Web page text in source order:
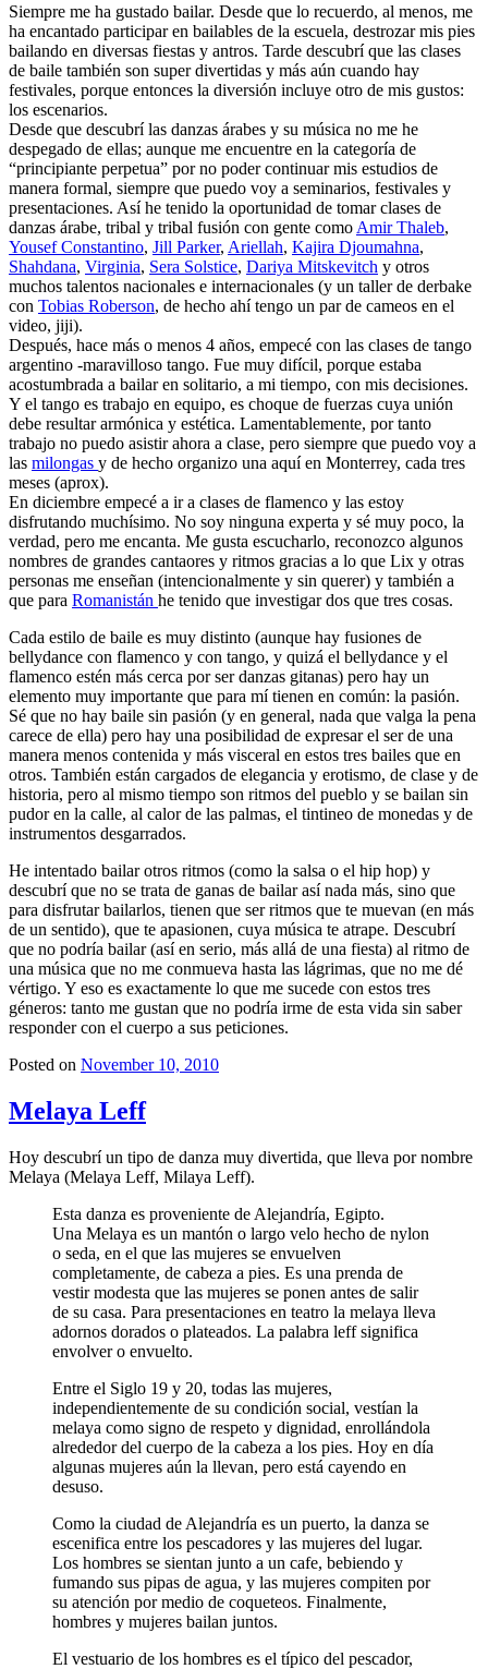
Siempre me ha gustado bailar. Desde que lo recuerdo, al menos, me
ha encantado participar en bailables de la escuela, destrozar mis pies
bailando en diversas fiestas y antros. Tarde descubrí que las clases
de baile también son super divertidas y más aún cuando hay
festivales, porque entonces la diversión incluye otro de mis gustos:
los escenarios.
Desde que descubrí las danzas árabes y su música no me he
despegado de ellas; aunque me encuentre en la categoría de
“principiante perpetua” por no poder continuar mis estudios de
manera formal, siempre que puedo voy a seminarios, festivales y
presentaciones. Así he tenido la oportunidad de tomar clases de
danzas árabe, tribal y tribal fusión con gente como Amir Thaleb,
Yousef Constantino, Jill Parker, Ariellah, Kajira Djoumahna,
Shahdana, Virginia, Sera Solstice, Dariya Mitskevitch y otros
muchos talentos nacionales e internacionales (y un taller de derbake
con Tobias Roberson, de hecho ahí tengo un par de cameos en el
video, jiji).
Después, hace más o menos 4 años, empecé con las clases de tango
argentino -maravilloso tango. Fue muy difícil, porque estaba
acostumbrada a bailar en solitario, a mi tiempo, con mis decisiones.
Y el tango es trabajo en equipo, es choque de fuerzas cuya unión
debe resultar armónica y estética. Lamentablemente, por tanto
trabajo no puedo asistir ahora a clase, pero siempre que puedo voy a
las milongas y de hecho organizo una aquí en Monterrey, cada tres
meses (aprox).
En diciembre empecé a ir a clases de flamenco y las estoy
disfrutando muchísimo. No soy ninguna experta y sé muy poco, la
verdad, pero me encanta. Me gusta escucharlo, reconozco algunos
nombres de grandes cantaores y ritmos gracias a lo que Lix y otras
personas me enseñan (intencionalmente y sin querer) y también a
que para Romanistán he tenido que investigar dos que tres cosas.
Cada estilo de baile es muy distinto (aunque hay fusiones de
bellydance con flamenco y con tango, y quizá el bellydance y el
flamenco estén más cerca por ser danzas gitanas) pero hay un
elemento muy importante que para mí tienen en común: la pasión.
Sé que no hay baile sin pasión (y en general, nada que valga la pena
carece de ella) pero hay una posibilidad de expresar el ser de una
manera menos contenida y más visceral en estos tres bailes que en
otros. También están cargados de elegancia y erotismo, de clase y de
historia, pero al mismo tiempo son ritmos del pueblo y se bailan sin
pudor en la calle, al calor de las palmas, el tintineo de monedas y de
instrumentos desgarrados.
He intentado bailar otros ritmos (como la salsa o el hip hop) y
descubrí que no se trata de ganas de bailar así nada más, sino que
para disfrutar bailarlos, tienen que ser ritmos que te muevan (en más
de un sentido), que te apasionen, cuya música te atrape. Descubrí
que no podría bailar (así en serio, más allá de una fiesta) al ritmo de
una música que no me conmueva hasta las lágrimas, que no me dé
vértigo. Y eso es exactamente lo que me sucede con estos tres
géneros: tanto me gustan que no podría irme de esta vida sin saber
responder con el cuerpo a sus peticiones.
Posted on November 10, 2010
Melaya Leff
Hoy descubrí un tipo de danza muy divertida, que lleva por nombre
Melaya (Melaya Leff, Milaya Leff).
Esta danza es proveniente de Alejandría, Egipto.
Una Melaya es un mantón o largo velo hecho de nylon
o seda, en el que las mujeres se envuelven
completamente, de cabeza a pies. Es una prenda de
vestir modesta que las mujeres se ponen antes de salir
de su casa. Para presentaciones en teatro la melaya lleva
adornos dorados o plateados. La palabra leff significa
envolver o envuelto.
Entre el Siglo 19 y 20, todas las mujeres,
independientemente de su condición social, vestían la
melaya como signo de respeto y dignidad, enrollándola
alrededor del cuerpo de la cabeza a los pies. Hoy en día
algunas mujeres aún la llevan, pero está cayendo en
desuso.
Como la ciudad de Alejandría es un puerto, la danza se
escenifica entre los pescadores y las mujeres del lugar.
Los hombres se sientan junto a un cafe, bebiendo y
fumando sus pipas de agua, y las mujeres compiten por
su atención por medio de coqueteos. Finalmente,
hombres y mujeres bailan juntos.
El vestuario de los hombres es el típico del pescador,